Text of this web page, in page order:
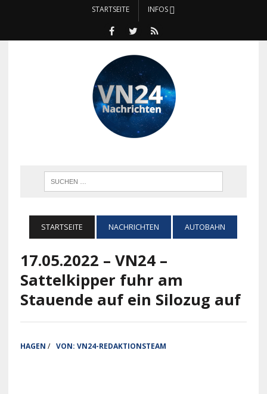
STARTSEITE INFOS
STARTSEITE NACHRICHTEN AUTOBAHN
17.05.2022 – VN24 –
Sattelkipper fuhr am
Stauende auf ein Silozug auf
HAGEN / VON: VN24-REDAKTIONSTEAM